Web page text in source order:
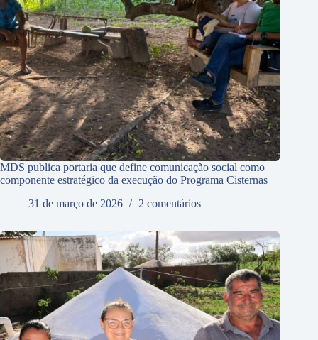
MDS publica portaria que define comunicação social como
componente estratégico da execução do Programa Cisternas
31 de março de 2026
2 comentários